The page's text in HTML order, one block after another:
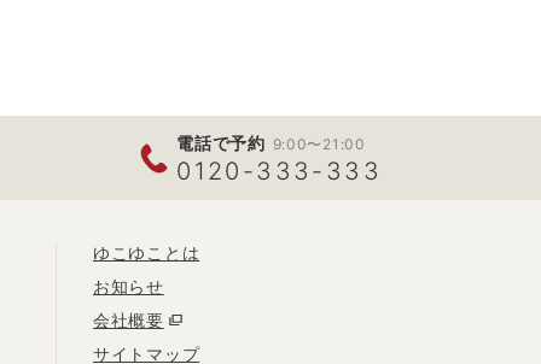
電話で予約 9:00〜21:00
0120-333-333
ゆこゆことは
お知らせ
会社概要
サイトマップ